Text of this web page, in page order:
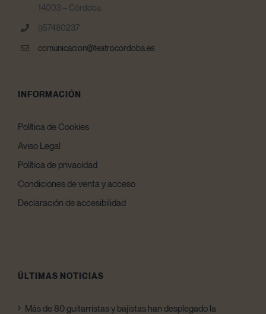
14003 – Córdoba
957480237
comunicacion@teatrocordoba.es
INFORMACIÓN
Política de Cookies
Aviso Legal
Política de privacidad
Condiciones de venta y acceso
Declaración de accesibilidad
ÚLTIMAS NOTICIAS
Más de 80 guitarristas y bajistas han desplegado la